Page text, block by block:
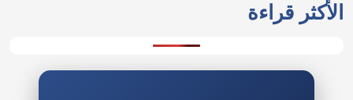
الأكثر قراءة